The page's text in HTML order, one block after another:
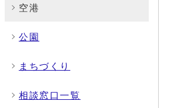
空港
公園
まちづくり
相談窓口一覧